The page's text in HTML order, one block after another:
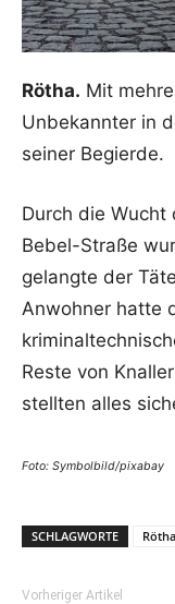
Rötha. Mit
Unbekannter in
seiner Begierde.
Durch die
Bebel-Straße
gelangte der
Anwohner hatte
Reste von
stellten alles
Foto: Symbolbild/pixabay
SCHLAGWORTE Rötha
Vorheriger Artikel